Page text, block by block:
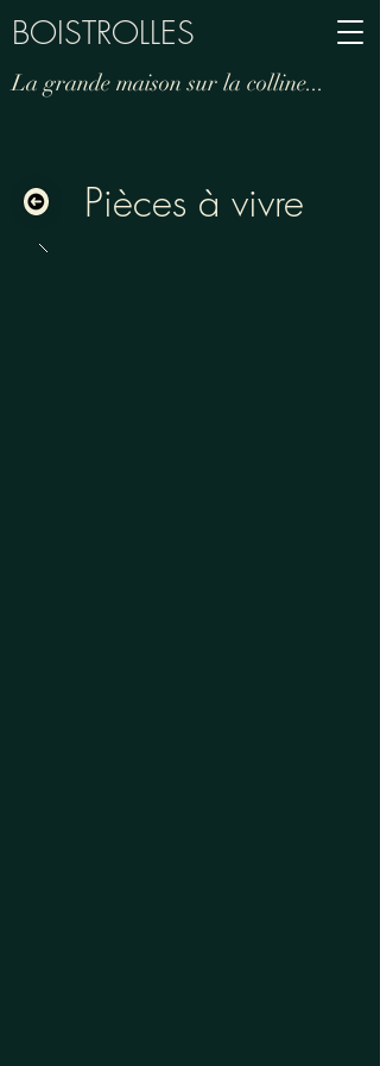
BOISTROLLES
La grande maison sur la colline...
Pièces à vivre